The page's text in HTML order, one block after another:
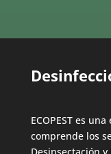
ECOPEST es
comprende los